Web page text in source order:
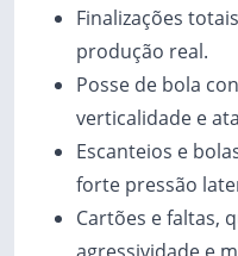
Finalizações
produção real.
Posse de bola
verticalidade e
Escanteios e
forte pressão
Cartões e faltas,
agressividade e